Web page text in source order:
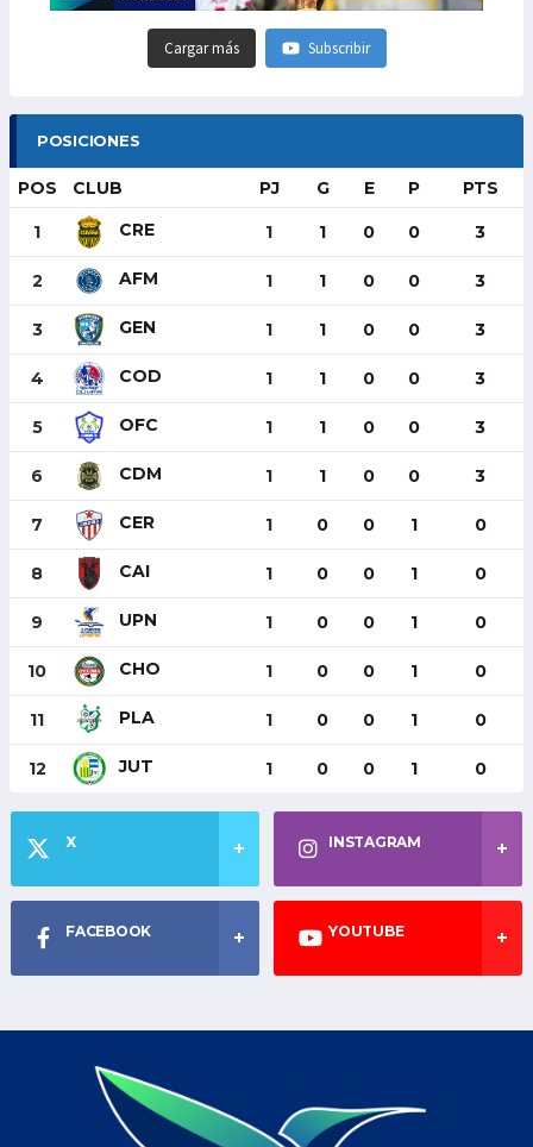
Cargar más Subscribir
POSICIONES
POS CLUB PJ G E P PTS
1 CRE 1 1 0 0 3
2 AFM 1 1 0 0 3
3 GEN 1 1 0 0 3
4 COD 1 1 0 0 3
5 OFC 1 1 0 0 3
6 CDM 1 1 0 0 3
7 CER 1 0 0 1 0
8 CAI 1 0 0 1 0
9 UPN 1 0 0 1 0
10 CHO 1 0 0 1 0
11 PLA 1 0 0 1 0
12 JUT 1 0 0 1 0
X INSTAGRAM
FACEBOOK YOUTUBE